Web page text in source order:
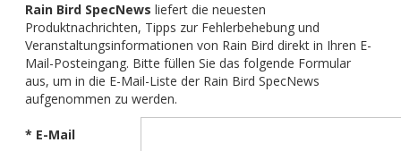
Rain Bird SpecNews liefert die neuesten
Produktnachrichten, Tipps zur Fehlerbehebung und
Veranstaltungsinformationen von Rain Bird direkt in Ihren E-
Mail-Posteingang. Bitte füllen Sie das folgende Formular
aus, um in die E-Mail-Liste der Rain Bird SpecNews
aufgenommen zu werden.
* E-Mail